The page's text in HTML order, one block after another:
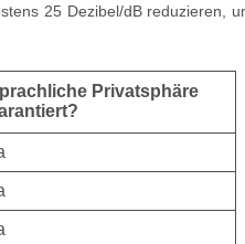
25 Dezibel/dB reduzieren,
Privatsphäre